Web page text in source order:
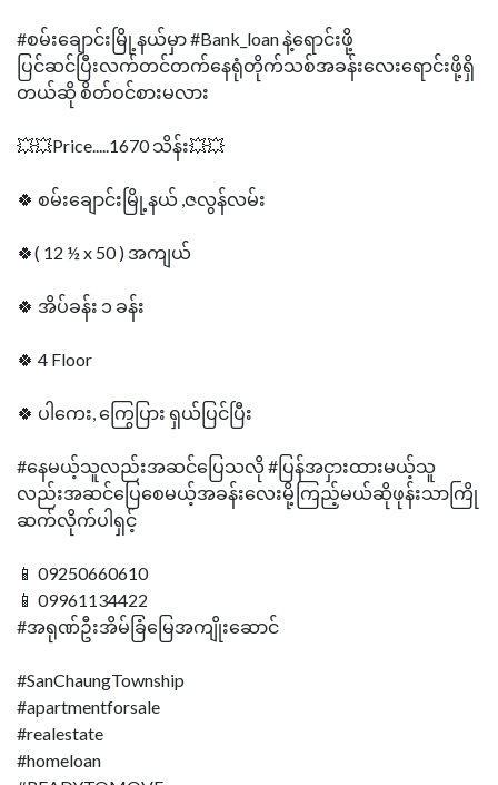
#စမ်းချောင်းမြို့နယ်မှာ #Bank_loan နဲ့ရောင်းဖို့
ပြင်ဆင်ပြီးလက်တင်တက်နေရုံတိုက်သစ်အခန်းလေးရောင်းဖို့ရှိ
တယ်ဆို စိတ်ဝင်စားမလား
💥💥Price.....1670 သိန်း💥💥
🍀 စမ်းချောင်းမြို့နယ် ,ဇလွန်လမ်း
🍀( 12 ½ x 50 ) အကျယ်
🍀 အိပ်ခန်း ၁ ခန်း
🍀 4 Floor
🍀 ပါကေး, ကြွေပြား ရှယ်ပြင်ပြီး
#နေမယ့်သူလည်းအဆင်ပြေသလို #ပြန်အငှားထားမယ့်သူ
လည်းအဆင်ပြေစေမယ့်အခန်းလေးမို့ကြည့်မယ်ဆိုဖုန်းသာကြို
ဆက်လိုက်ပါရှင့်
📱 09250660610
📱 09961134422
#အရုဏ်ဦးအိမ်ခြံမြေအကျိုးဆောင်
#SanChaungTownship
#apartmentforsale
#realestate
#homeloan